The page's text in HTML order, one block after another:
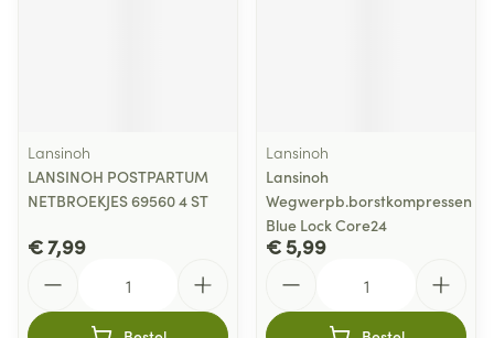
Lansinoh
LANSINOH POSTPARTUM
NETBROEKJES 69560 4 ST
€ 7,99
Lansinoh
Lansinoh
Wegwerpb.borstkompressen
Blue Lock Core24
€ 5,99